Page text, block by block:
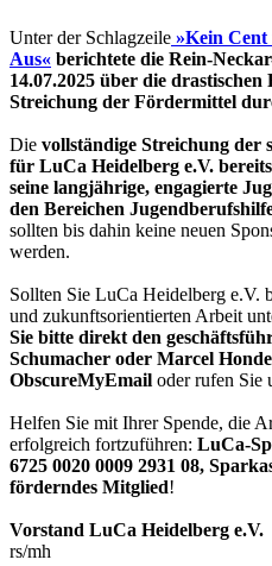
Unter der Schlagzeile »Kein
Aus« berichtete die Rein-
14.07.2025 über die
Streichung der Fördermittel
Die vollständige Streichung der
für LuCa Heidelberg e.V.
seine langjährige, engagierte
den Bereichen
sollten bis dahin keine neuen
werden.
Sollten Sie LuCa Heidelberg e.V.
und zukunftsorientierten Arbeit
Sie bitte direkt den
Schumacher oder Marcel
ObscureMyEmail oder rufen Sie
Helfen Sie mit Ihrer Spende, die
erfolgreich fortzuführen: LuCa-
6725 0020 0009 2931 08,
förderndes Mitglied!
Vorstand LuCa Heidelberg e.V.
rs/mh